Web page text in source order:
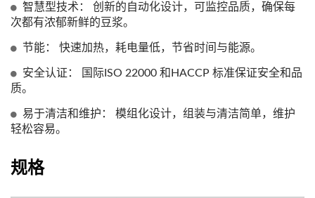
智慧型技术： 创新的自动化设计，可监控品质，确保每
次都有浓郁新鲜的豆浆。
节能： 快速加热，耗电量低，节省时间与能源。
安全认证： 国际ISO 22000 和HACCP 标准保证安全和品
质。
易于清洁和维护： 模组化设计，组装与清洁简单，维护
轻松容易。
规格